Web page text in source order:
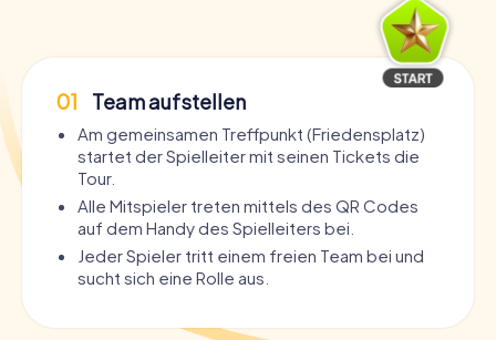
01 Team aufstellen
Am gemeinsamen Treffpunkt (Friedensplatz)
startet der Spielleiter mit seinen Tickets die
Tour.
Alle Mitspieler treten mittels des QR Codes
auf dem Handy des Spielleiters bei.
Jeder Spieler tritt einem freien Team bei und
sucht sich eine Rolle aus.